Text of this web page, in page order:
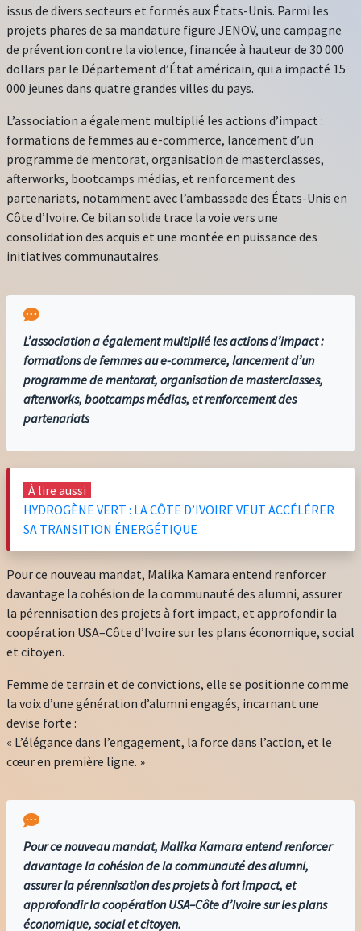
issus de divers secteurs et formés aux États-Unis. Parmi les
projets phares de sa mandature figure JENOV, une campagne
de prévention contre la violence, financée à hauteur de 30 000
dollars par le Département d’État américain, qui a impacté 15
000 jeunes dans quatre grandes villes du pays.
L’association a également multiplié les actions d’impact :
formations de femmes au e-commerce, lancement d’un
programme de mentorat, organisation de masterclasses,
afterworks, bootcamps médias, et renforcement des
partenariats, notamment avec l’ambassade des États-Unis en
Côte d’Ivoire. Ce bilan solide trace la voie vers une
consolidation des acquis et une montée en puissance des
initiatives communautaires.
L’association a également multiplié les actions d’impact :
formations de femmes au e-commerce, lancement d’un
programme de mentorat, organisation de masterclasses,
afterworks, bootcamps médias, et renforcement des
partenariats
À lire aussi
HYDROGÈNE VERT : LA CÔTE D’IVOIRE VEUT ACCÉLÉRER
SA TRANSITION ÉNERGÉTIQUE
Pour ce nouveau mandat, Malika Kamara entend renforcer
davantage la cohésion de la communauté des alumni, assurer
la pérennisation des projets à fort impact, et approfondir la
coopération USA–Côte d’Ivoire sur les plans économique, social
et citoyen.
Femme de terrain et de convictions, elle se positionne comme
la voix d’une génération d’alumni engagés, incarnant une
devise forte :
« L’élégance dans l’engagement, la force dans l’action, et le
cœur en première ligne. »
Pour ce nouveau mandat, Malika Kamara entend renforcer
davantage la cohésion de la communauté des alumni,
assurer la pérennisation des projets à fort impact, et
approfondir la coopération USA–Côte d’Ivoire sur les plans
économique, social et citoyen.